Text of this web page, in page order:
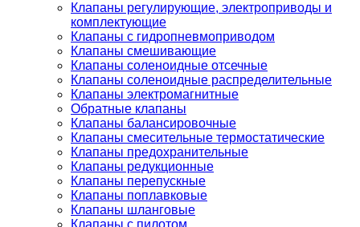
Клапаны регулирующие, электроприводы и
комплектующие
Клапаны с гидропневмоприводом
Клапаны смешивающие
Клапаны соленоидные отсечные
Клапаны соленоидные распределительные
Клапаны электромагнитные
Обратные клапаны
Клапаны балансировочные
Клапаны смесительные термостатические
Клапаны предохранительные
Клапаны редукционные
Клапаны перепускные
Клапаны поплавковые
Клапаны шланговые
Клапаны с пилотом